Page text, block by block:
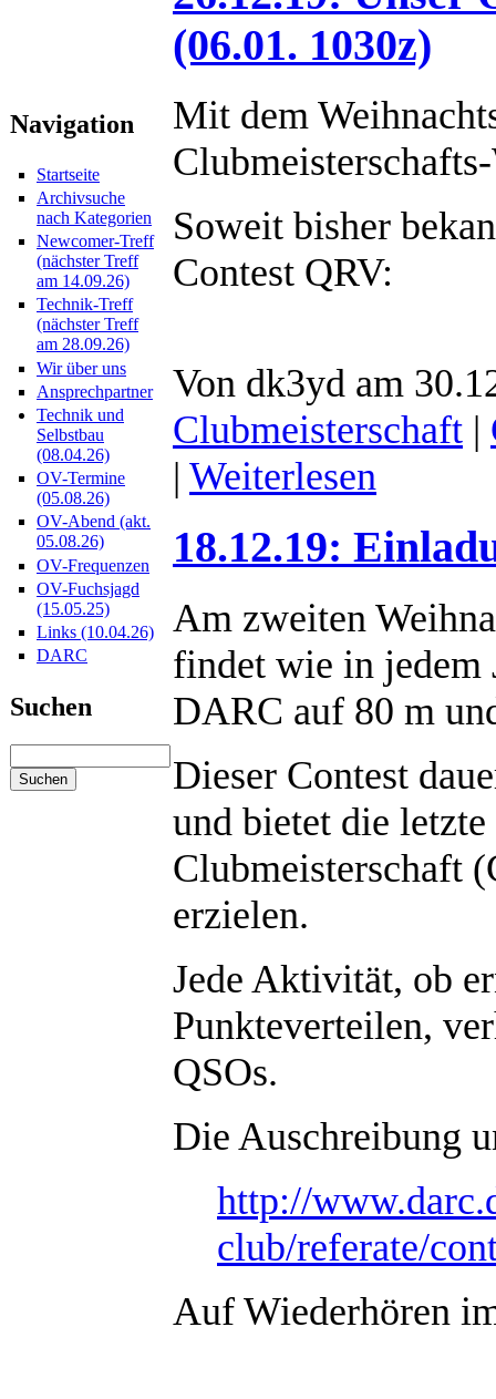
Navigation
Startseite
Archivsuche
nach Kategorien
Newcomer-Treff
(nächster Treff
am 14.09.26)
Technik-Treff
(nächster Treff
am 28.09.26)
Wir über uns
Ansprechpartner
Technik und
Selbstbau
(08.04.26)
OV-Termine
(05.08.26)
OV-Abend (akt.
05.08.26)
OV-Frequenzen
OV-Fuchsjagd
(15.05.25)
Links (10.04.26)
DARC
Suchen
(06.01. 1030z)
Mit dem
Soweit bisher
Contest QRV:
Von dk3yd am
Clubmeisterschaft |
| Weiterlesen
18.12.19:
Am zweiten
findet wie in jedem
DARC auf 80 m
Dieser Contest
und bietet die
Clubmeisterschaft
erzielen.
Jede Aktivität, ob
Punkteverteilen,
QSOs.
Die Auschreibung
http://
club/referate/
Auf Wiederhören